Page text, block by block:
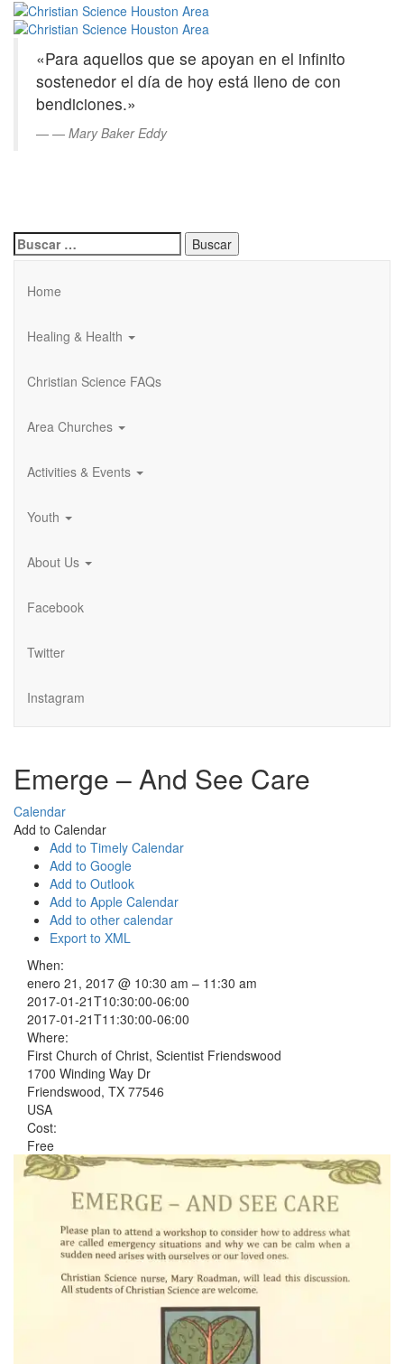
Saltar
principal
Christian
Science
Houston
Area
«Para aquellos que se apoyan en el infinito
sostenedor el día de hoy está lleno de con
bendiciones.»
— Mary Baker Eddy
Buscar:
Home
Healing & Health
Christian Science FAQs
Area Churches
Activities & Events
Youth
About Us
Facebook
Twitter
Instagram
Emerge – And See Care
Calendar
Add to Calendar
Add to Timely Calendar
Add to Google
Add to Outlook
Add to Apple Calendar
Add to other calendar
Export to XML
When:
enero 21, 2017 @ 10:30 am – 11:30 am
2017-01-21T10:30:00-06:00
2017-01-21T11:30:00-06:00
Where:
First Church of Christ, Scientist Friendswood
1700 Winding Way Dr
Friendswood, TX 77546
USA
Cost:
Free